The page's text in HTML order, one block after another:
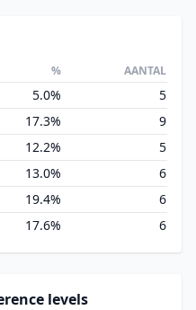
% AANTAL
5.0%
5
17.3%
9
12.2%
5
13.0%
6
19.4%
6
17.6% 6
levels